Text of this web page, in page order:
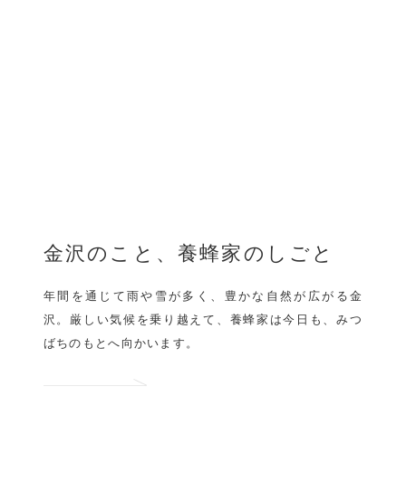
金沢のこと、 養蜂家のしごと
年間を通じて雨や雪が多く、 豊かな自然が広がる金
沢。 厳しい気候を乗り越えて、 養蜂家は今日も、みつ
ばちのもとへ向かいます。